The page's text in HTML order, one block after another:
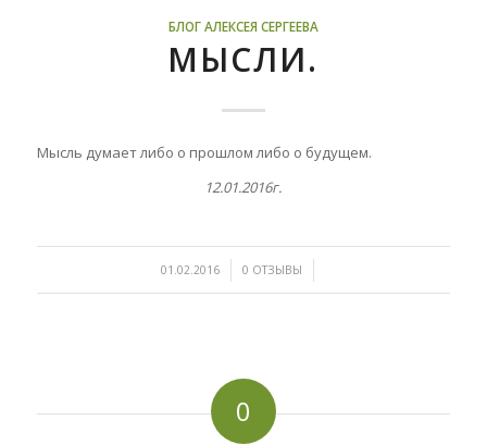
БЛОГ АЛЕКСЕЯ СЕРГЕЕВА
МЫСЛИ.
Мысль думает либо о прошлом либо о будущем.
12.01.2016г.
01.02.2016
/ 0 ОТЗЫВЫ
/
0